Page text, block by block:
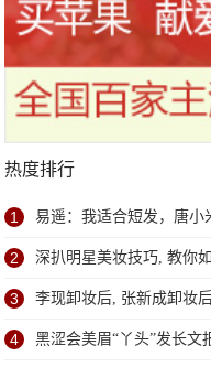
热度排行
1 易遥：我适合短发，唐小
驭！
2 深扒明星美妆技巧, 教你
3 李现卸妆后, 张新成卸妆
线
4 黑涩会美眉“丫头”发长文